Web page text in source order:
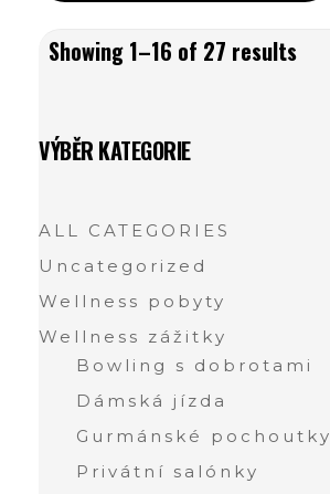
Showing 1–16 of 27 results
VÝBĚR KATEGORIE
ALL CATEGORIES
Uncategorized
Wellness pobyty
Wellness zážitky
Bowling s dobrotami
Dámská jízda
Gurmánské pochoutky
Privátní salónky